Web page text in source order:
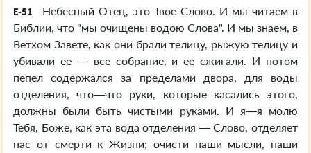
E-51
Небесный Отец, это Твое Слово. И мы читаем в
Библии, что "мы очищены водою Слова". И мы знаем, в
Ветхом Завете, как они брали телицу, рыжую телицу и
убивали ее — все собрание, и ее сжигали. И потом
пепел содержался за пределами двора, для воды
отделения, что—что руки, которые касались этого,
должны были быть чистыми руками. И я—я молю
Тебя, Боже, как эта вода отделения — Слово, отделяет
нас от смерти к Жизни; очисти наши мысли, наши